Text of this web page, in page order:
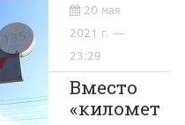
20 мая
2021 г. —
23:29
Вместо
«километ